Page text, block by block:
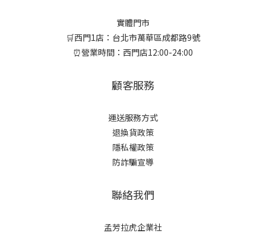
實體門市
🛒西門1店：台北市萬華區成都路9號
⏰營業時間：西門店12:00-24:00
顧客服務
運送服務方式
退換貨政策
隱私權政策
防詐騙宣導
聯絡我們
孟芳拉虎企業社